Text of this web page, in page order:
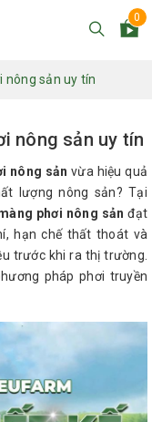
0
nông sản uy tín
nông sản uy tín
nông sản vừa hiệu quả
lượng nông sản? Tại
phơi nông sản đạt
hạn chế thất thoát và
trước khi ra thị trường.
pháp phơi truyền